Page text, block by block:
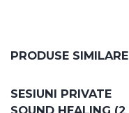
PRODUSE SIMILARE
SESIUNI PRIVATE
SOUND HEALING (2